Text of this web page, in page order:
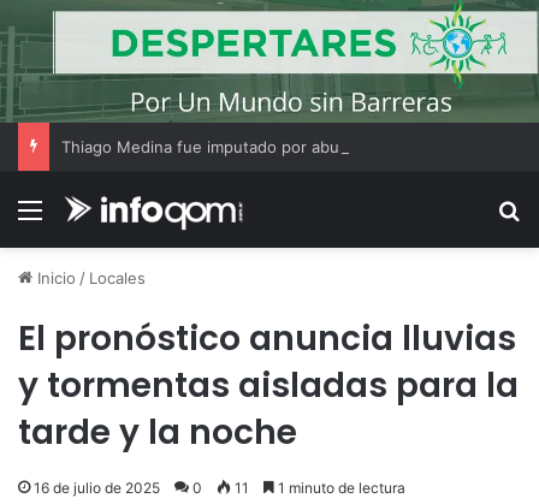
Menú
Inicio / Locales
El pronóstico anuncia lluvias
y tormentas aisladas para la
tarde y la noche
16 de julio de 2025 0 11 1 minuto de lectura